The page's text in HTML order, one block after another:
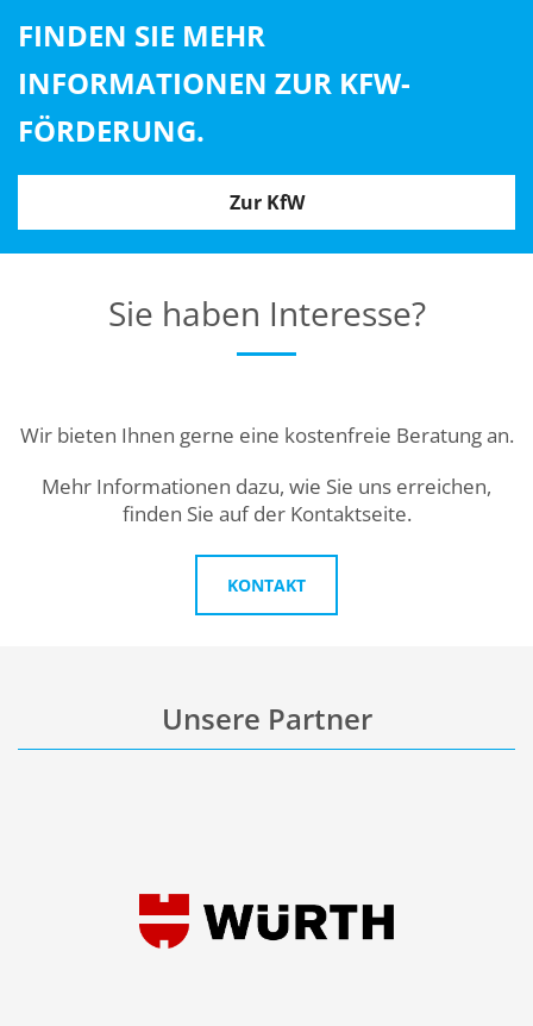
FINDEN SIE MEHR
INFORMATIONEN ZUR KFW-
FÖRDERUNG.
Zur KfW
Sie haben Interesse?
Wir bieten Ihnen gerne eine kostenfreie Beratung an.
Mehr Informationen dazu, wie Sie uns erreichen,
finden Sie auf der Kontaktseite.
KONTAKT
Unsere Partner